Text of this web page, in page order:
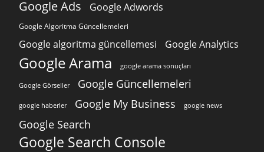
Google Ads Google Adwords
Google Algoritma Güncellemeleri
Google algoritma güncellemesi Google Analytics
Google Arama google arama sonuçları
Google Görseller Google Güncellemeleri
google haberler Google My Business google news
Google Search
Google Search Console